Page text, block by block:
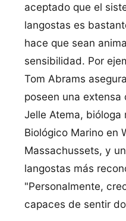
aceptado que el
langostas es
hace que sean
sensibilidad. Por
Tom Abrams
poseen una
Jelle Atema, bióloga
Biológico Marino en
Massachussets, y
langostas más
"Personalmente,
capaces de sentir